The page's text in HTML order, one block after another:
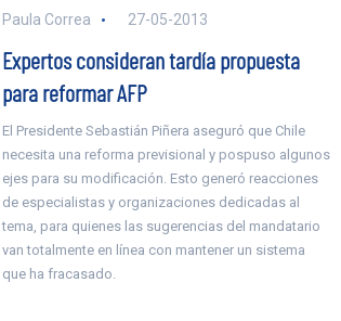
Paula Correa 27-05-2013
Expertos consideran tardía propuesta
para reformar AFP
El Presidente Sebastián Piñera aseguró que Chile
necesita una reforma previsional y pospuso algunos
ejes para su modificación. Esto generó reacciones
de especialistas y organizaciones dedicadas al
tema, para quienes las sugerencias del mandatario
van totalmente en línea con mantener un sistema
que ha fracasado.